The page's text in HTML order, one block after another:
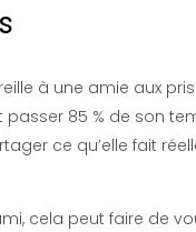
à une amie aux
passer 85 % de son
ce qu’elle fait
cela peut faire de